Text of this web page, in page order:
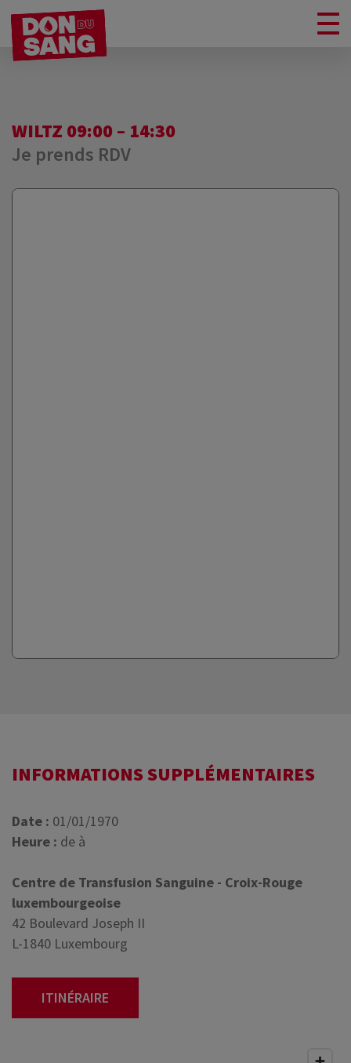
WILTZ 09:00 – 14:30
Je prends RDV
INFORMATIONS SUPPLÉMENTAIRES
Date : 01/01/1970
Heure : de à
Centre de Transfusion Sanguine - Croix-Rouge
luxembourgeoise
42 Boulevard Joseph II
L-1840 Luxembourg
ITINÉRAIRE